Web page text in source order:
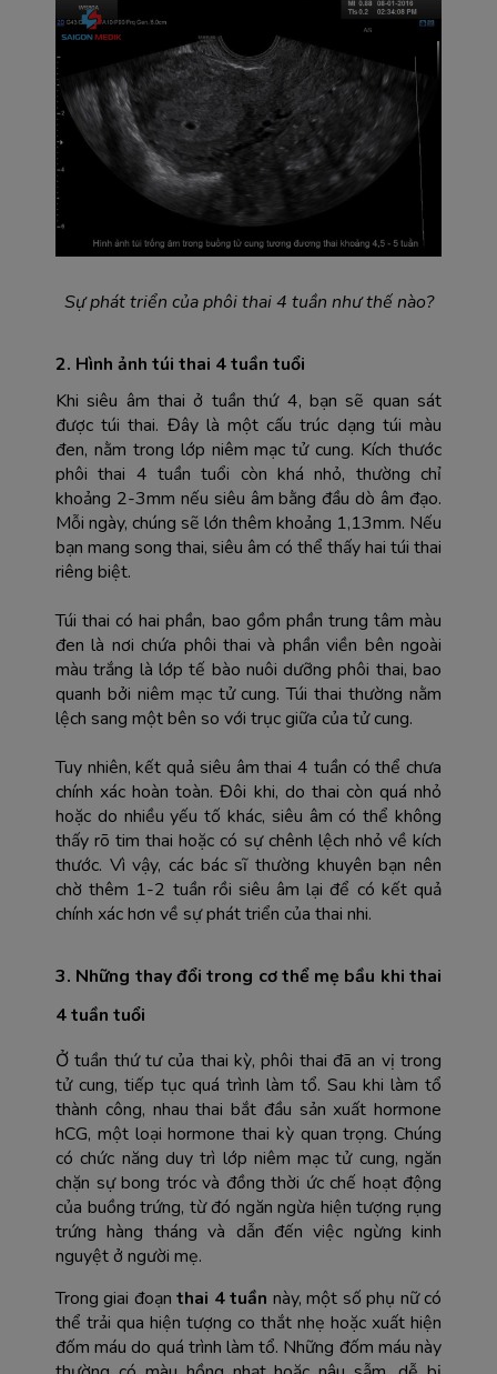
Sự phát triển của phôi thai 4 tuần như thế nào?
2. Hình ảnh túi thai 4 tuần tuổi
Khi siêu âm thai ở tuần thứ 4, bạn sẽ quan sát
được túi thai. Đây là một cấu trúc dạng túi màu
đen, nằm trong lớp niêm mạc tử cung. Kích thước
phôi thai 4 tuần tuổi còn khá nhỏ, thường chỉ
khoảng 2-3mm nếu siêu âm bằng đầu dò âm đạo.
Mỗi ngày, chúng sẽ lớn thêm khoảng 1,13mm. Nếu
bạn mang song thai, siêu âm có thể thấy hai túi thai
riêng biệt.
Túi thai có hai phần, bao gồm phần trung tâm màu
đen là nơi chứa phôi thai và phần viền bên ngoài
màu trắng là lớp tế bào nuôi dưỡng phôi thai, bao
quanh bởi niêm mạc tử cung. Túi thai thường nằm
lệch sang một bên so với trục giữa của tử cung.
Tuy nhiên, kết quả siêu âm thai 4 tuần có thể chưa
chính xác hoàn toàn. Đôi khi, do thai còn quá nhỏ
hoặc do nhiều yếu tố khác, siêu âm có thể không
thấy rõ tim thai hoặc có sự chênh lệch nhỏ về kích
thước. Vì vậy, các bác sĩ thường khuyên bạn nên
chờ thêm 1-2 tuần rồi siêu âm lại để có kết quả
chính xác hơn về sự phát triển của thai nhi.
3. Những thay đổi trong cơ thể mẹ bầu khi thai
4 tuần tuổi
Ở tuần thứ tư của thai kỳ, phôi thai đã an vị trong
tử cung, tiếp tục quá trình làm tổ. Sau khi làm tổ
thành công, nhau thai bắt đầu sản xuất hormone
hCG, một loại hormone thai kỳ quan trọng. Chúng
có chức năng duy trì lớp niêm mạc tử cung, ngăn
chặn sự bong tróc và đồng thời ức chế hoạt động
của buồng trứng, từ đó ngăn ngừa hiện tượng rụng
trứng hàng tháng và dẫn đến việc ngừng kinh
nguyệt ở người mẹ.
Trong giai đoạn thai 4 tuần này, một số phụ nữ có
thể trải qua hiện tượng co thắt nhẹ hoặc xuất hiện
đốm máu do quá trình làm tổ. Những đốm máu này